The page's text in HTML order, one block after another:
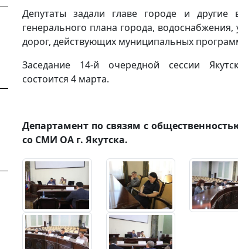
Депутаты задали главе городе и другие
генерального плана города, водоснабжения,
дорог, действующих муниципальных
Заседание 14-й очередной сессии
состоится 4 марта.
Департамент по связям с
со СМИ ОА г. Якутска.